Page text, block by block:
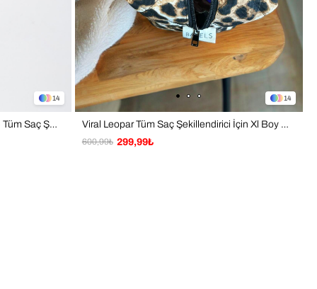
14
Viral Kalp Desen Dyson Airwrap ve Tüm Saç Şekillendiriniz için XL Boy Çanta Seyahat Çantası
14
Viral Leopar Tüm Saç Şekillendirici İçin Xl Boy Çanta Seyahat Çantası
299,99₺
600,99₺